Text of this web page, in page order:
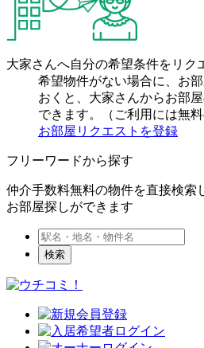
大家さんへ自分の希望条件をリク
希望物件がない場合に、お
おくと、大家さんからお部
できます。（ご利用には無
お部屋リクエストを登録
フリーワードから探す
仲介手数料無料の物件を直接検索
お部屋探しができます
検索